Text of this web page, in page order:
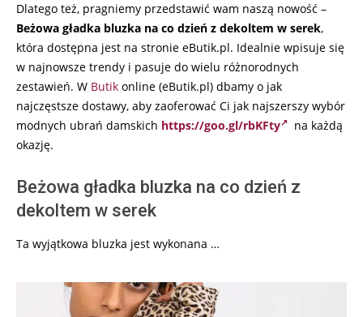
Dlatego też, pragniemy przedstawić wam naszą nowość –
Beżowa gładka bluzka na co dzień z dekoltem w serek,
która dostępna jest na stronie eButik.pl. Idealnie wpisuje się
w najnowsze trendy i pasuje do wielu różnorodnych
zestawień. W Butik online (eButik.pl) dbamy o jak
najczęstsze dostawy, aby zaoferować Ci jak najszerszy wybór
modnych ubrań damskich https://goo.gl/rbKFty
na każdą
okazję.
Beżowa gładka bluzka na co dzień z
dekoltem w serek
Ta wyjątkowa bluzka jest wykonana …